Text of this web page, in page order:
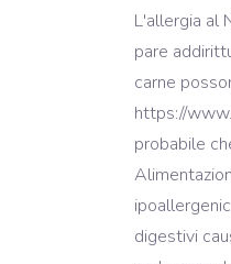
L'allergia al Nichel risulta essere ad oggi molto diffusa e spesso ci si ritrova con una diagnosi e ben pochi consigli su come affrontare questo problema. Anzi, pare addirittura che funzioni come anti-infiammatorio naturale. Le reazioni da contatto sono anche chiamate dermatite da … I sintomi comuni dell'allergia alla carne possono includere: ... difficile collegare la causa ai sintomi. Premesso che l’intolleranza al pollo solitamente si manifesta in cani adulti, ci … https://www.news-medical.net/health/Meat-Allergy-(Italian).aspx Allergia e intolleranza alimentare nel cane: sintomi, cura e corretta alimentazione. È più probabile che gli adulti abbiano una reazione allergica ai pesci e ai crostacei rispetto ai bambini, probabilmente perché gli